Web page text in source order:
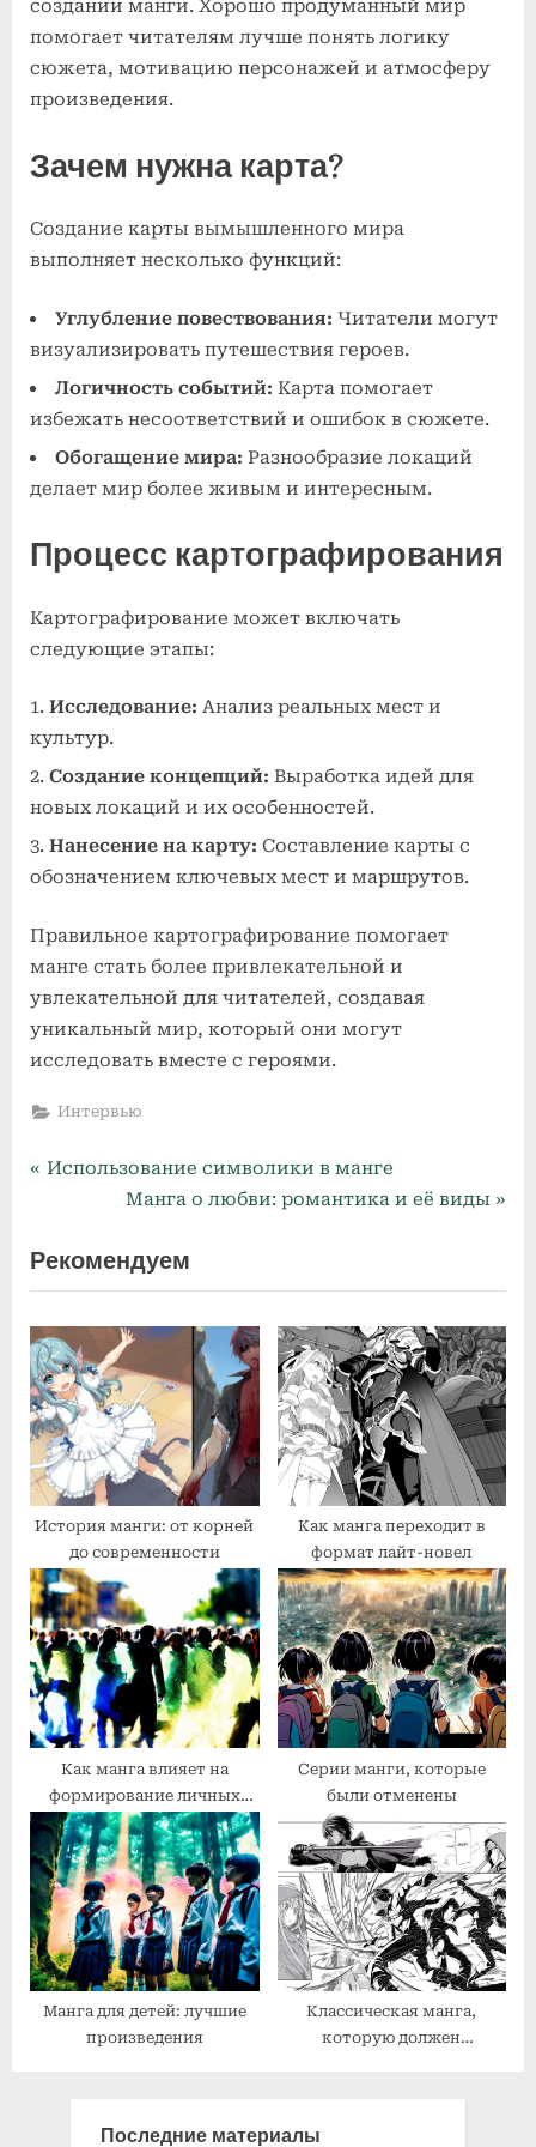
создании манги. Хорошо продуманный мир
помогает читателям лучше понять логику
сюжета, мотивацию персонажей и атмосферу
произведения.
Зачем нужна карта?
Создание карты вымышленного мира
выполняет несколько функций:
Углубление повествования: Читатели могут
визуализировать путешествия героев.
Логичность событий: Карта помогает
избежать несоответствий и ошибок в сюжете.
Обогащение мира: Разнообразие локаций
делает мир более живым и интересным.
Процесс картографирования
Картографирование может включать
следующие этапы:
Исследование: Анализ реальных мест и
культур.
Создание концепций: Выработка идей для
новых локаций и их особенностей.
Нанесение на карту: Составление карты с
обозначением ключевых мест и маршрутов.
Правильное картографирование помогает
манге стать более привлекательной и
увлекательной для читателей, создавая
уникальный мир, который они могут
исследовать вместе с героями.
Интервью
Навигация
записям
P
v
i
o
u
s
P
o
s
t
Использование символики в манге
N
x
t
P
o
t
Манга о любви: романтика и её виды
Рекомендуем
История манги: от корней
до современности
Как манга переходит в
формат лайт-новел
Как манга влияет на
формирование личных
идентичностей
Серии манги, которые
были отменены
Манга для детей: лучшие
произведения
Классическая манга,
которую должен
Последние материалы